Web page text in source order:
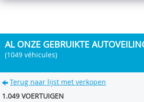
AL ONZE GEBRUIKTE
(1049 véhicules)
Terug naar lijst met verkopen
1.049 VOERTUIGEN